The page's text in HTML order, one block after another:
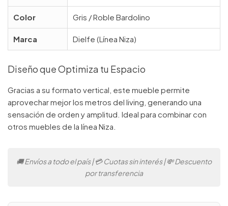
Color Gris / Roble Bardolino
Marca Dielfe (Línea Niza)
Diseño que Optimiza tu Espacio
Gracias a su formato vertical, este mueble permite
aprovechar mejor los metros del living, generando una
sensación de orden y amplitud. Ideal para combinar con
otros muebles de la línea Niza.
🚚 Envíos a todo el país | 💳 Cuotas sin interés | 💸 Descuento
por transferencia